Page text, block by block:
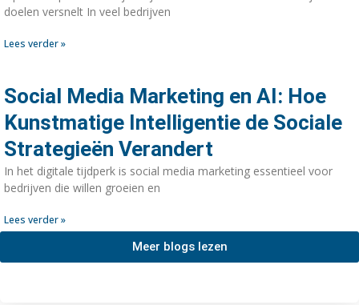
doelen versnelt In veel bedrijven
Lees verder »
Social Media Marketing en AI: Hoe
Kunstmatige Intelligentie de Sociale
Strategieën Verandert
In het digitale tijdperk is social media marketing essentieel voor
bedrijven die willen groeien en
Lees verder »
Meer blogs lezen